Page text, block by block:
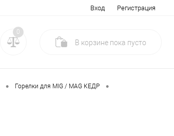
Вход Регистрация
0
В корзине пока пусто
• Горелки для MIG / MAG КЕДР •